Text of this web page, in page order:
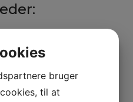
bruger
til at